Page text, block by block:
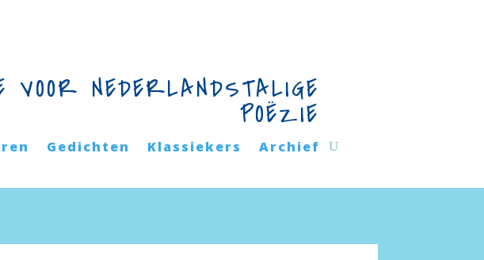
NEDERLANDSTALIGE
POËZIE
Gedichten Klassiekers Archief